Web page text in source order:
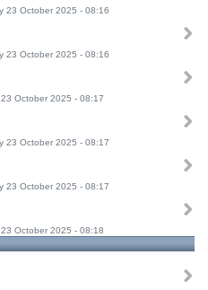
23 October 2025 - 08:16
23 October 2025 - 08:16
October 2025 - 08:17
23 October 2025 - 08:17
23 October 2025 - 08:17
October 2025 - 08:18